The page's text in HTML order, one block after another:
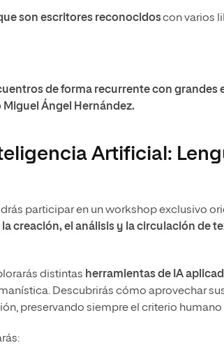
son escritores reconocidoscon varios
de forma recurrente con grandes
Miguel Ángel Hernández.
Artificial:
participar en un workshop exclusivo
creación, el análisis y la circulación de
distintas herramientas de IA
Descubrirás cómo aprovechar
preservando siempre el criterio